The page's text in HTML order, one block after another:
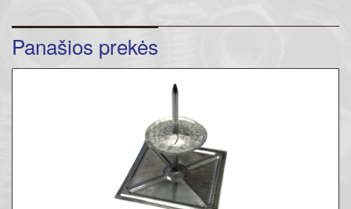
Panašios prekės